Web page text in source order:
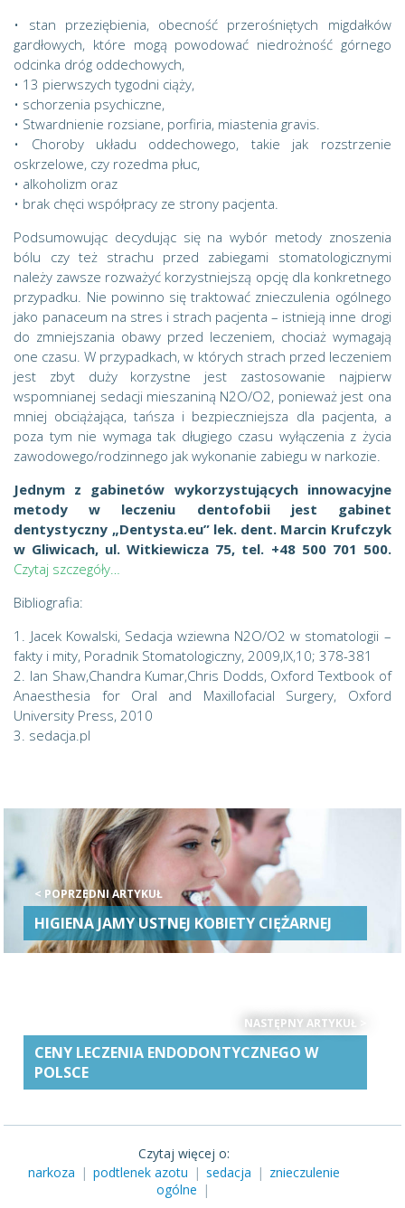
• stan przeziębienia, obecność przerośniętych migdałków
gardłowych, które mogą powodować niedrożność górnego
odcinka dróg oddechowych,
• 13 pierwszych tygodni ciąży,
• schorzenia psychiczne,
• Stwardnienie rozsiane, porfiria, miastenia gravis.
• Choroby układu oddechowego, takie jak rozstrzenie
oskrzelowe, czy rozedma płuc,
• alkoholizm oraz
• brak chęci współpracy ze strony pacjenta.
Podsumowując decydując się na wybór metody znoszenia
bólu czy też strachu przed zabiegami stomatologicznymi
należy zawsze rozważyć korzystniejszą opcję dla konkretnego
przypadku. Nie powinno się traktować znieczulenia ogólnego
jako panaceum na stres i strach pacjenta – istnieją inne drogi
do zmniejszania obawy przed leczeniem, chociaż wymagają
one czasu. W przypadkach, w których strach przed leczeniem
jest zbyt duży korzystne jest zastosowanie najpierw
wspomnianej sedacji mieszaniną N2O/O2, ponieważ jest ona
mniej obciążająca, tańsza i bezpieczniejsza dla pacjenta, a
poza tym nie wymaga tak długiego czasu wyłączenia z życia
zawodowego/rodzinnego jak wykonanie zabiegu w narkozie.
Jednym z gabinetów wykorzystujących innowacyjne
metody w leczeniu dentofobii jest gabinet
dentystyczny „Dentysta.eu” lek. dent. Marcin Krufczyk
w Gliwicach, ul. Witkiewicza 75, tel. +48 500 701 500.
Czytaj szczegóły…
Bibliografia:
1. Jacek Kowalski, Sedacja wziewna N2O/O2 w stomatologii –
fakty i mity, Poradnik Stomatologiczny, 2009,IX,10; 378-381
2. Ian Shaw,Chandra Kumar,Chris Dodds, Oxford Textbook of
Anaesthesia for Oral and Maxillofacial Surgery, Oxford
University Press, 2010
3. sedacja.pl
< POPRZEDNI ARTYKUŁ
HIGIENA JAMY USTNEJ KOBIETY CIĘŻARNEJ
NASTĘPNY ARTYKUŁ >
CENY LECZENIA ENDODONTYCZNEGO W
POLSCE
Czytaj więcej o:
narkoza | podtlenek azotu | sedacja | znieczulenie
ogólne |